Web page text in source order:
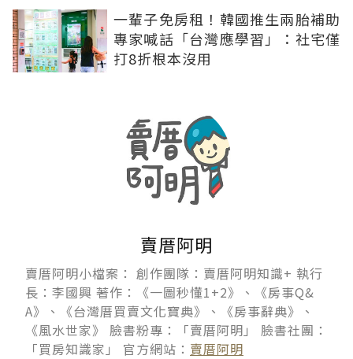
一輩子免房租！韓國推生兩胎補助
專家喊話「台灣應學習」：社宅僅
打8折根本沒用
賣厝阿明
賣厝阿明小檔案： 創作團隊：賣厝阿明知識+ 執行
長：李國興 著作：《一圖秒懂1+2》、《房事Q&
A》、《台灣厝買賣文化寶典》、《房事辭典》、
《風水世家》 臉書粉專：「賣厝阿明」 臉書社團：
「買房知識家」 官方網站： 賣厝阿明